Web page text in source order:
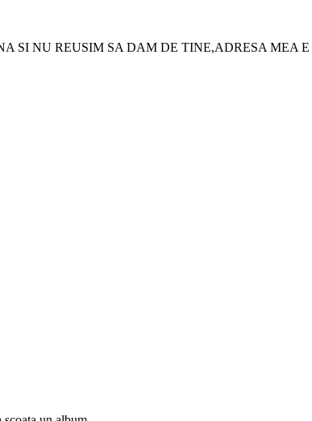
SI NU REUSIM SA DAM DE TINE,ADRESA MEA E